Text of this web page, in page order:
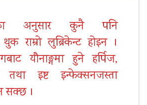
अनुसार कुनै पनि
थुक राम्रो लुब्रिकेन्ट होइन ।
यौनाङ्गमा हुने हर्पिज,
तथा इष्ट इन्फेक्सनजस्ता
सक्छ ।